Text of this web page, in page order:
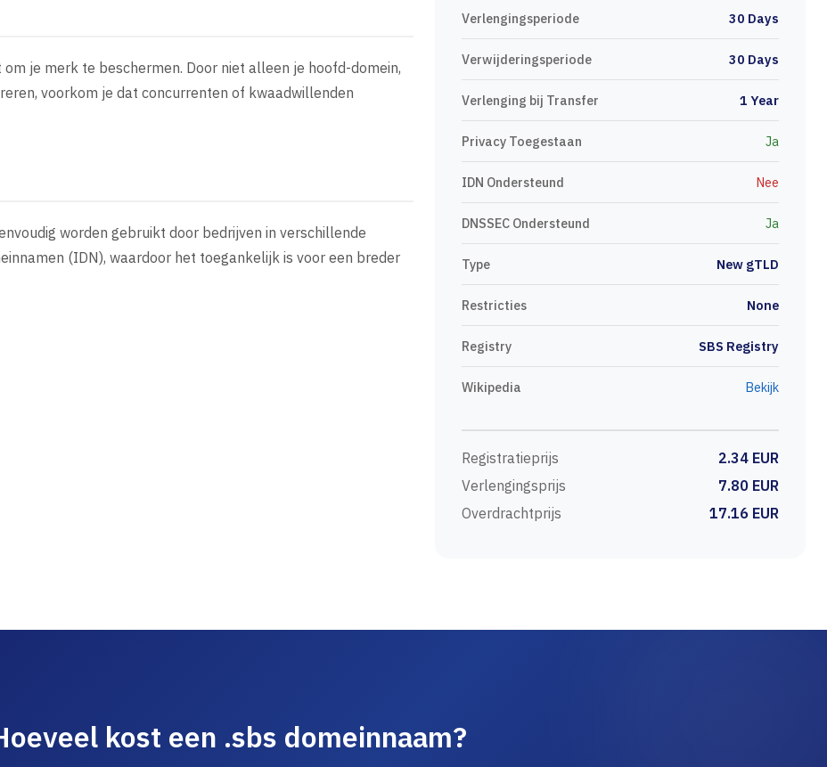
je merk te beschermen. Door niet alleen je hoofd-domein,
voorkom je dat concurrenten of kwaadwillenden
worden gebruikt door bedrijven in verschillende
(IDN), waardoor het toegankelijk is voor een breder
Verlengingsperiode 30 Days
Verwijderingsperiode 30 Days
Verlenging bij Transfer 1 Year
Privacy Toegestaan Ja
IDN Ondersteund Nee
DNSSEC Ondersteund Ja
Type New gTLD
Restricties None
Registry SBS Registry
Wikipedia Bekijk
Registratieprijs
2.34 EUR
Verlengingsprijs
7.80 EUR
Overdrachtprijs
17.16 EUR
kost een .sbs domeinnaam?